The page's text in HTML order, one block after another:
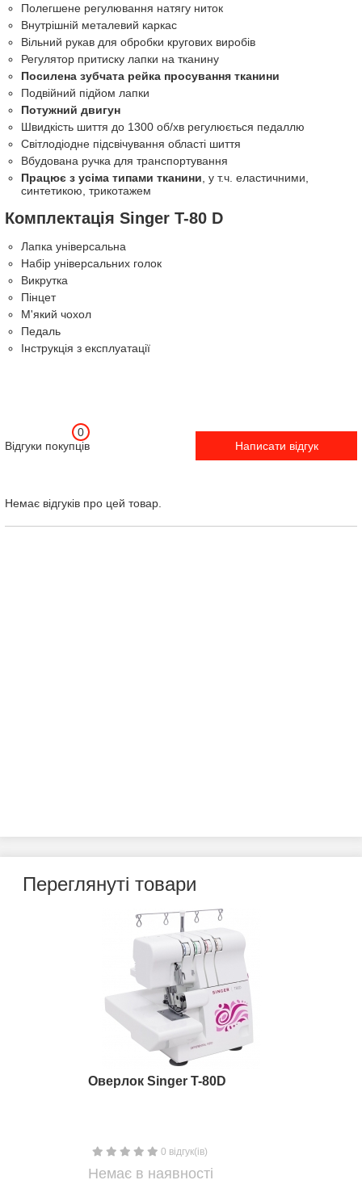
Полегшене регулювання натягу ниток
Внутрішній металевий каркас
Вільний рукав для обробки кругових виробів
Регулятор притиску лапки на тканину
Посилена зубчата рейка просування тканини
Подвійний підйом лапки
Потужний двигун
Швидкість шиття до 1300 об/хв регулюється педаллю
Світлодіодне підсвічування області шиття
Вбудована ручка для транспортування
Працює з усіма типами тканини , у т.ч. еластичними,
синтетикою, трикотажем
Комплектація Singer T-80 D
Лапка універсальна
Набір універсальних голок
Викрутка
Пінцет
М'який чохол
Педаль
Інструкція з експлуатації
Відгуки покупців
0
Написати відгук
Немає відгуків про цей товар.
Переглянуті товари
Оверлок Singer T-80D
0 відгук(ів)
Немає в наявності